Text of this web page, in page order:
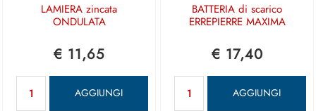
LAMIERA zincata
ONDULATA
€ 11,65
AGGIUNGI
BATTERIA di scarico
ERREPIERRE MAXIMA
€ 17,40
AGGIUNGI